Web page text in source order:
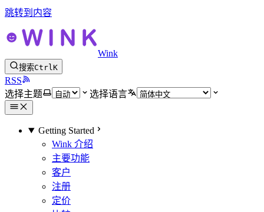
跳转到内容
Wink
搜索CtrlK
RSS
选择主题
选择语言
Getting Started
Wink 介绍
主要功能
客户
注册
定价